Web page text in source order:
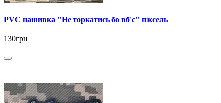
PVC нашивка "Не торкатись бо вб'є" піксель
130грн